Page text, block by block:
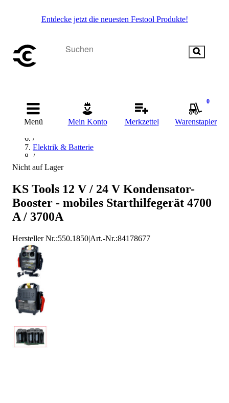
Entdecke jetzt die neuesten Festool Produkte!
Menü Mein Konto Merkzettel
0
Warenstapler
/
Handwerkzeug
/
/
Elektrik & Batterie
/
Batteriedienst
Batterie Booster
/
KS Tools Batterie Booster
Nicht auf Lager
KS Tools 12 V / 24 V Kondensator-
Booster - mobiles Starthilfegerät 4700
A / 3700A
Hersteller Nr.:550.1850|Art.-Nr.:84178677